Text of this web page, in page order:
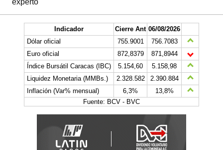
experto
Indicador Cierre Ant 06/08/2026
Dólar oficial
755.9001
756.7083
Euro oficial
872,8379
871,8944
Índice Bursátil Caracas (IBC)
5.154,60
5.158,98
Liquidez Monetaria (MMBs.)
2.328.582
2.390.884
Inflación (Var% mensual)
6,3%
13,8%
Fuente: BCV - BVC